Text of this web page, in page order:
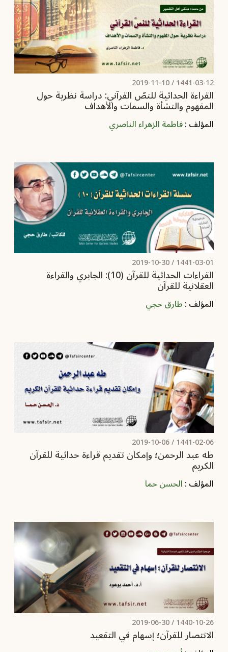
1441-03-12 /
2019-11-10
القراءة الحداثية للنصّ القرآني: دراسة نظرية حول
المفهوم والنشأة والسمات والأهداف
المؤلف :فاطمة الزهراء الناصري
1441-03-01 /
2019-10-30
القراءات الحداثية للقرآن (10): الجابري والقراءة
العقلانية للقرآن
المؤلف :طارق حجي
1441-02-06 /
2019-10-06
طه عبد الرحمن؛ وإمكان تقديم قراءة حداثية للقرآن
الكريم
المؤلف :الحسن حما
1440-10-26 /
2019-06-30
الانتصار للقرآن؛ إسهام في التقعيد